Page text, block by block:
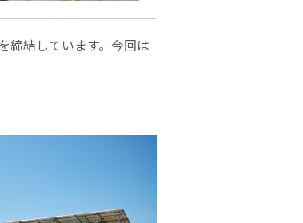
締結しています。今回は